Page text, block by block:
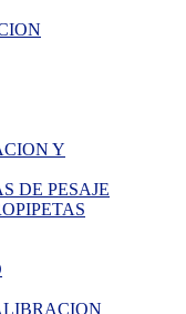
Y
DE PESAJE